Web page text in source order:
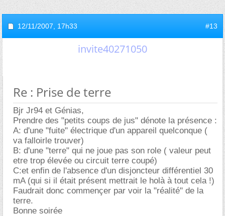
12/11/2007, 17h33 #13
invite40271050
Re : Prise de terre
Bjr Jr94 et Génias,
Prendre des "petits coups de jus" dénote la présence :
A: d'une "fuite" électrique d'un appareil quelconque (
va falloirle trouver)
B: d'une "terre" qui ne joue pas son role ( valeur peut
etre trop élevée ou circuit terre coupé)
C:et enfin de l'absence d'un disjoncteur différentiel 30
mA (qui si il était présent mettrait le holà à tout cela !)
Faudrait donc commençer par voir la "réalité" de la
terre.
Bonne soirée